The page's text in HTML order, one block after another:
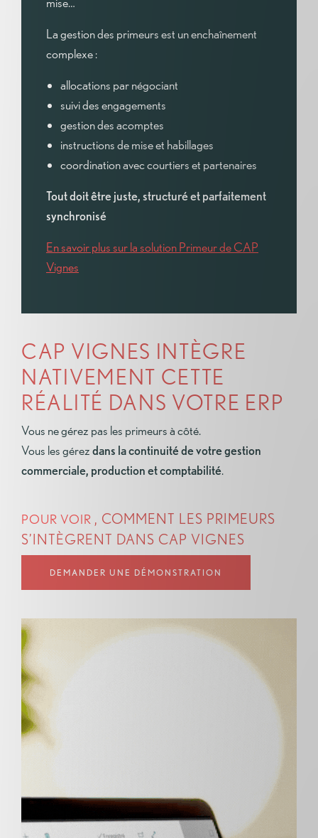
La gestion des primeurs est un enchaînement
complexe :
allocations par négociant
suivi des engagements
gestion des acomptes
instructions de mise et habillages
coordination avec courtiers et partenaires
Tout doit être juste, structuré et parfaitement
synchronisé
En savoir plus sur la solution Primeur de CAP
Vignes
CAP VIGNES INTÈGRE
NATIVEMENT CETTE
RÉALITÉ DANS VOTRE ERP
Vous ne gérez pas les primeurs à côté.
Vous les gérezdans la continuité de votre gestion
commerciale, production et comptabilité.
POUR VOIR , COMMENT LES PRIMEURS
S’INTÈGRENT DANS CAP VIGNES
DEMANDER UNE DÉMONSTRATION